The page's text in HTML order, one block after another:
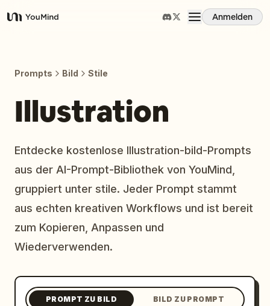
YouMind
Anmelden
Prompts
Preise
Download
Blog
Prompts Bild Stile
Illustration
Entdecke kostenlose Illustration-bild-Prompts
aus der AI-Prompt-Bibliothek von YouMind,
gruppiert unter stile. Jeder Prompt stammt
aus echten kreativen Workflows und ist bereit
zum Kopieren, Anpassen und
Wiederverwenden.
PROMPT ZU BILD BILD ZU PROMPT